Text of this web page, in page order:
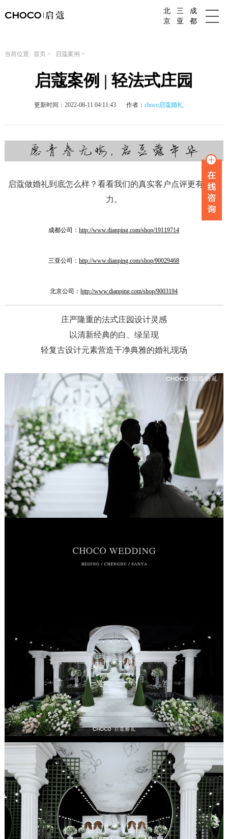
北
京
三
亚
成
都
当前位置: 首页> 启蔻案例 >
启蔻案例 | 轻法式庄园
更新时间：2022-08-11 04:11:43 作者：choco启蔻婚礼
启蔻做婚礼到底怎么样？看看我们的真实客户点评更有说服
力。
成都公司：http://www.dianping.com/shop/19119714
三亚公司：http://www.dianping.com/shop/90029468
北京公司：http://www.dianping.com/shop/9003194
庄严隆重的法式庄园设计灵感
以清新经典的白、绿呈现
轻复古设计元素营造干净典雅的婚礼现场